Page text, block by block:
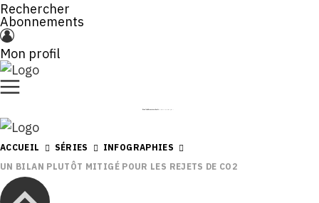
Rechercher
Abonnements
Mon profil
ACCUEIL SÉRIES
INFOGRAPHIES
UN BILAN PLUTÔT MITIGÉ POUR LES REJETS DE CO2